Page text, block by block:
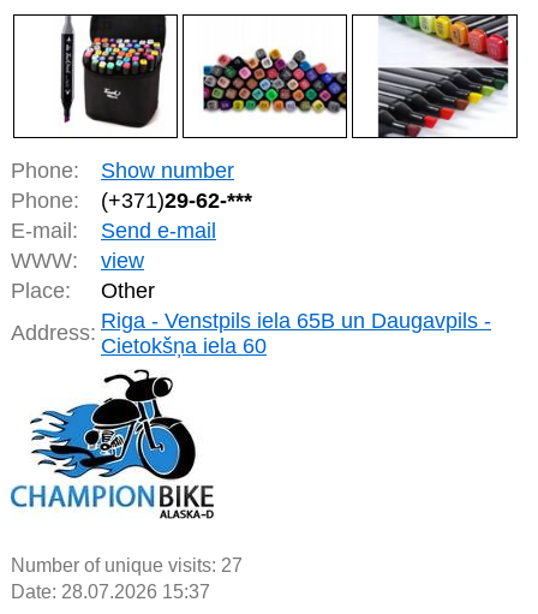
Phone:
Show number
Phone:
(+371)29-62-***
E-mail:
Send e-mail
WWW:
view
Place:
Other
Address: Riga - Venstpils iela 65B un Daugavpils -
Cietokšņa iela 60
Number of unique visits: 27
Date: 28.07.2026 15:37